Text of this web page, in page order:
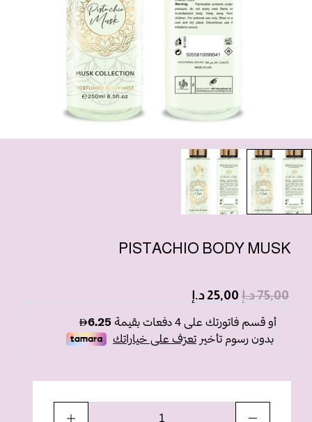
PISTACHIO BODY MUSK
75,00د.إ 25,00 د.إ